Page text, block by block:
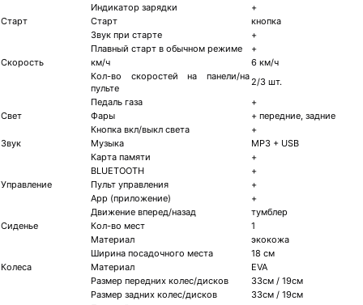
Индикатор зарядки
+
Старт
Старт
кнопка
Звук при старте
+
Плавный старт в обычном режиме
+
Скорость
км/ч
6 км/ч
Кол-во скоростей на панели/на
пульте
2/3 шт.
Педаль газа
+
Свет
Фары
+ передние, задние
Кнопка вкл/выкл света
+
Звук
Музыка
MP3 + USB
Карта памяти
+
BLUETOOTH
+
Управление
Пульт управления
+
App (приложение)
+
Движение вперед/назад
тумблер
Сиденье
Кол-во мест
1
Материал
экокожа
Ширина посадочного места
18 см
Колеса
Материал
EVA
Размер передних колес/дисков
33см / 19см
Размер задних колес/дисков
33см / 19см